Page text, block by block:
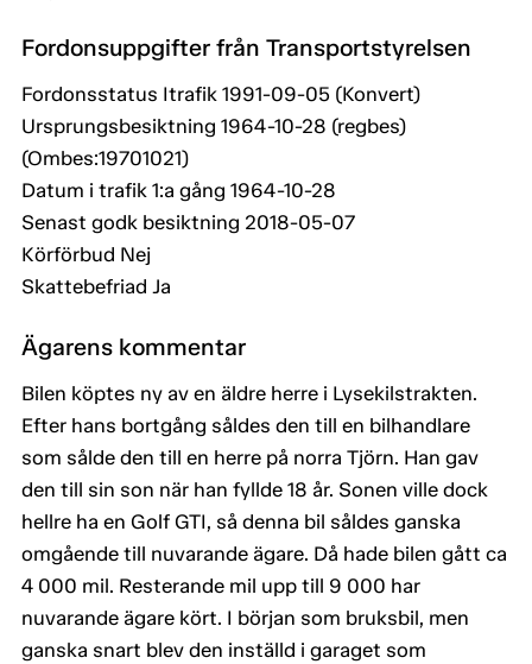
Fordonsuppgifter från Transportstyrelsen
Fordonsstatus Itrafik 1991-09-05 (Konvert)
Ursprungsbesiktning 1964-10-28 (regbes)
(Ombes:19701021)
Datum i trafik 1:a gång 1964-10-28
Senast godk besiktning 2018-05-07
Körförbud Nej
Skattebefriad Ja
Ägarens kommentar
Bilen köptes ny av en äldre herre i Lysekilstrakten.
Efter hans bortgång såldes den till en bilhandlare
som sålde den till en herre på norra Tjörn. Han gav
den till sin son när han fyllde 18 år. Sonen ville dock
hellre ha en Golf GTI, så denna bil såldes ganska
omgående till nuvarande ägare. Då hade bilen gått ca
4 000 mil. Resterande mil upp till 9 000 har
nuvarande ägare kört. I början som bruksbil, men
ganska snart blev den inställd i garaget som